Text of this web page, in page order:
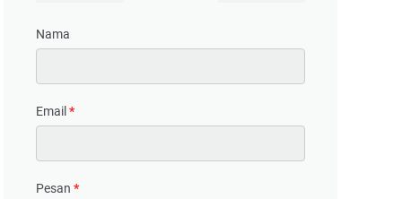
Nama
Email *
Pesan *